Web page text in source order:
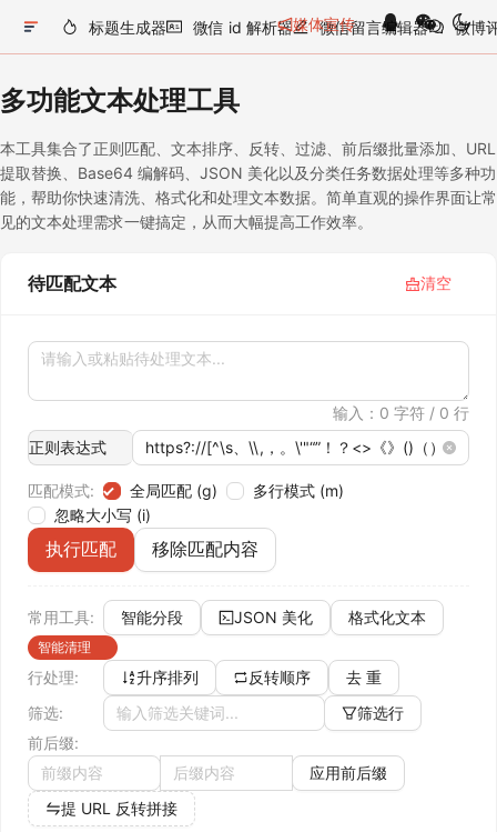
标题生成器 微信 id 解析器 微信留言编辑器 微博
媒体宣传
多功能文本处理工具
本工具集合了正则匹配、文本排序、反转、过滤、前后缀批量添加、URL
提取替换、Base64 编解码、JSON 美化以及分类任务数据处理等多种功
能，帮助你快速清洗、格式化和处理文本数据。简单直观的操作界面让常
见的文本处理需求一键搞定，从而大幅提高工作效率。
待匹配文本 清空
输入： 0 字符 / 0 行
正则表达式
匹配模式: 全局匹配 (g)
多行模式 (m)
忽略大小写 (i)
执行匹配 移除匹配内容
常用工具: 智能分段 JSON 美化 格式化文本
智能清理
行处理: 升序排列 反转顺序
去 重
筛选:
筛选行
前后缀:
应用前后缀
提 URL 反转拼接